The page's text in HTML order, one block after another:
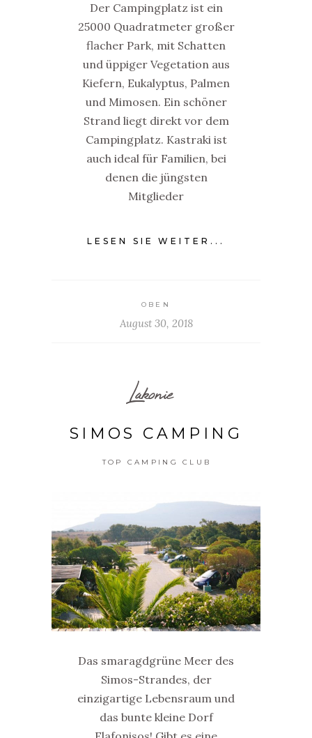
Der Campingplatz ist ein
25000 Quadratmeter großer
flacher Park, mit Schatten
und üppiger Vegetation aus
Kiefern, Eukalyptus, Palmen
und Mimosen. Ein schöner
Strand liegt direkt vor dem
Campingplatz. Kastraki ist
auch ideal für Familien, bei
denen die jüngsten
Mitglieder
LESEN SIE WEITER...
OBEN
August 30, 2018
Lakonie
SIMOS CAMPING
TOP CAMPING CLUB
Das smaragdgrüne Meer des
Simos-Strandes, der
einzigartige Lebensraum und
das bunte kleine Dorf